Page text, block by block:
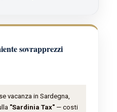
sovrapprezzi
vacanza in Sardegna,
"Sardinia Tax"— costi